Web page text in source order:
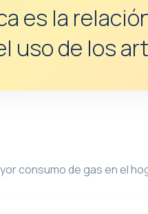
es la
uso de los
consumo de gas en el